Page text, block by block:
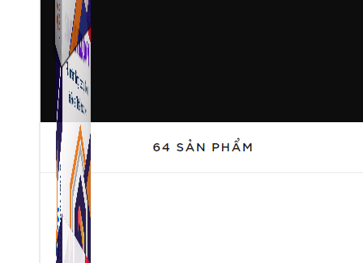
ATP Link
Tạo Bio Link nhanh chóng chỉ với vài click chuột